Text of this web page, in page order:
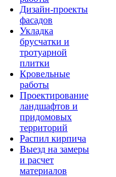
Дизайн-проекты
фасадов
Укладка
брусчатки и
тротуарной
плитки
Кровельные
работы
Проектирование
ландшафтов и
придомовых
территорий
Распил кирпича
Выезд на замеры
и расчет
материалов